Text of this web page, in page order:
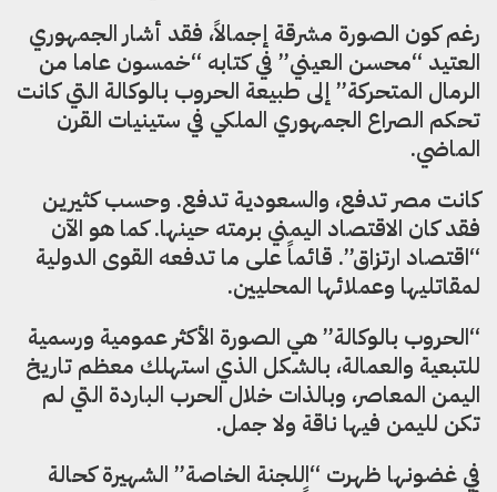
رغم كون الصورة مشرقة إجمالاً، فقد أشار الجمهوري
العتيد “محسن العيني” في كتابه “خمسون عاما من
الرمال المتحركة” إلى طبيعة الحروب بالوكالة التي كانت
تحكم الصراع الجمهوري الملكي في ستينيات القرن
الماضي.
كانت مصر تدفع، والسعودية تدفع. وحسب كثيرين
فقد كان الاقتصاد اليمني برمته حينها. كما هو الآن
“اقتصاد ارتزاق”. قائماً على ما تدفعه القوى الدولية
لمقاتليها وعملائها المحليين.
“الحروب بالوكالة” هي الصورة الأكثر عمومية ورسمية
للتبعية والعمالة، بالشكل الذي استهلك معظم تاريخ
اليمن المعاصر، وبالذات خلال الحرب الباردة التي لم
تكن لليمن فيها ناقة ولا جمل.
في غضونها ظهرت “اللجنة الخاصة” الشهيرة كحالة